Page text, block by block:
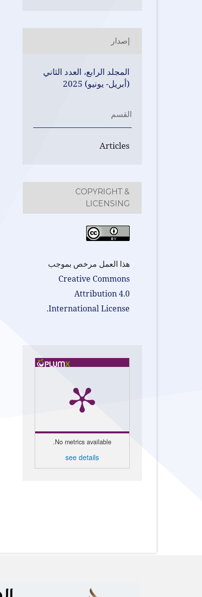
إصدار
المجلد الرابع، العدد الثاني
(أبريل- يونيو) 2025
القسم
Articles
COPYRIGHT &
LICENSING
هذا العمل مرخص بموجب
Creative Commons
Attribution 4.0
International License
.
No metrics available.
see details